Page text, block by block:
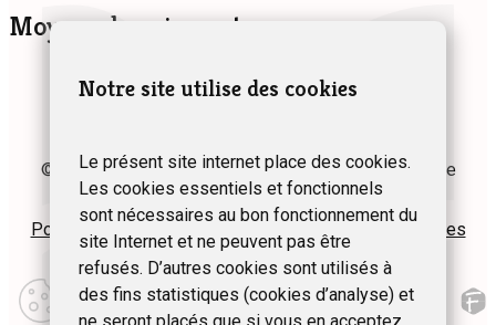
Moyens de paiement
Modifier
mes
préférences
© 2024 Fédération des Gîtes et Chambres d’hôtes de
Wallonie asbl
Politique de confidentialité
Plan du site Mentions légales
Notre site utilise des cookies
Le présent site internet place des cookies.
Les cookies essentiels et fonctionnels
sont nécessaires au bon fonctionnement du
site Internet et ne peuvent pas être
refusés. D’autres cookies sont utilisés à
des fins statistiques (cookies d’analyse) et